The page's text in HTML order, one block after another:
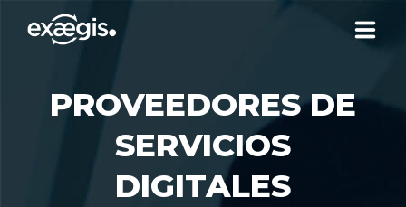
NUESTRAS OFERTAS
PROVEEDORES DE
SERVICIOS
DIGITALES